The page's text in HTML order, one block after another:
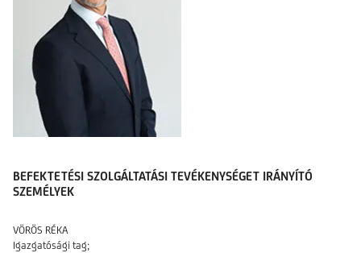
BEFEKTETÉSI SZOLGÁLTATÁSI TEVÉKENYSÉGET IRÁNYÍTÓ
SZEMÉLYEK
VÖRÖS RÉKA
Igazgatósági tag;